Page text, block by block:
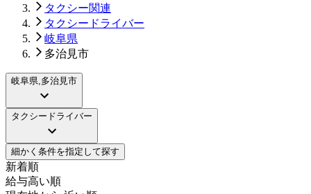
タクシー関連
タクシードライバー
岐阜県
多治見市
岐阜県,多治見市
タクシードライバー
細かく条件を指定して探す
新着順
給与高い順